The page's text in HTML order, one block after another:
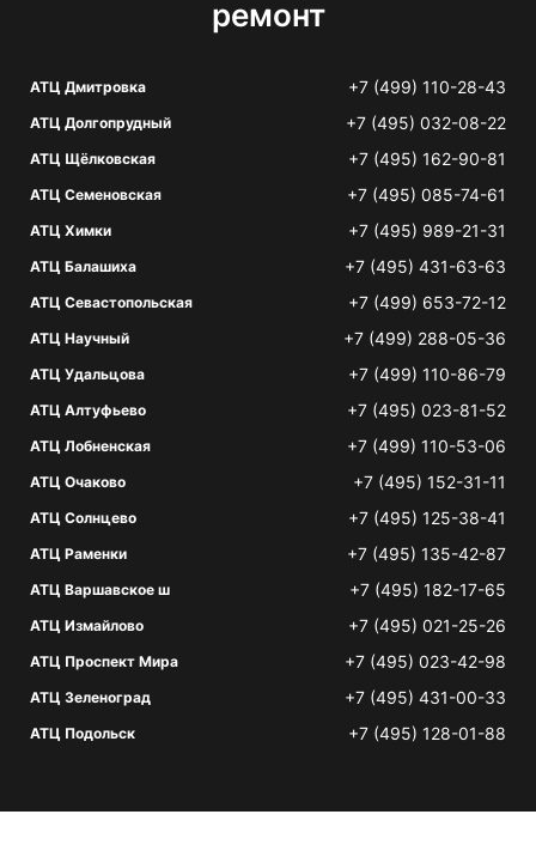
ремонт
АТЦ Дмитровка +7 (499) 110-28-43
АТЦ Долгопрудный +7 (495) 032-08-22
АТЦ Щёлковская +7 (495) 162-90-81
АТЦ Семеновская +7 (495) 085-74-61
АТЦ Химки +7 (495) 989-21-31
АТЦ Балашиха +7 (495) 431-63-63
АТЦ Севастопольская +7 (499) 653-72-12
АТЦ Научный +7 (499) 288-05-36
АТЦ Удальцова +7 (499) 110-86-79
АТЦ Алтуфьево +7 (495) 023-81-52
АТЦ Лобненская +7 (499) 110-53-06
АТЦ Очаково +7 (495) 152-31-11
АТЦ Солнцево +7 (495) 125-38-41
АТЦ Раменки +7 (495) 135-42-87
АТЦ Варшавское ш +7 (495) 182-17-65
АТЦ Измайлово +7 (495) 021-25-26
АТЦ Проспект Мира +7 (495) 023-42-98
АТЦ Зеленоград +7 (495) 431-00-33
АТЦ Подольск +7 (495) 128-01-88